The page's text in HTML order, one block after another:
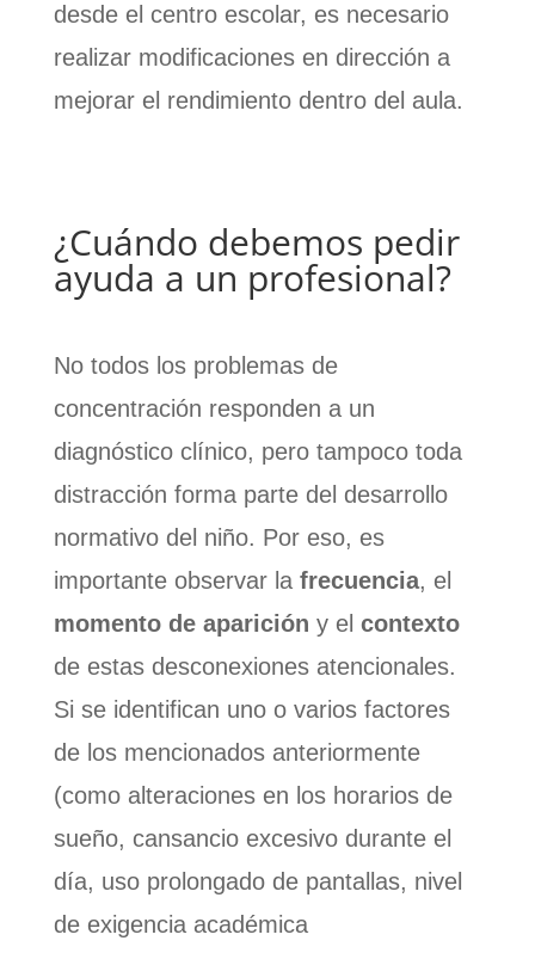
desde el centro escolar, es necesario
realizar modificaciones en dirección a
mejorar el rendimiento dentro del aula.
¿Cuándo debemos pedir
ayuda a un profesional?
No todos los problemas de
concentración responden a un
diagnóstico clínico, pero tampoco toda
distracción forma parte del desarrollo
normativo del niño. Por eso, es
importante observar la frecuencia, el
momento de aparición y el contexto
de estas desconexiones atencionales.
Si se identifican uno o varios factores
de los mencionados anteriormente
(como alteraciones en los horarios de
sueño, cansancio excesivo durante el
día, uso prolongado de pantallas, nivel
de exigencia académica